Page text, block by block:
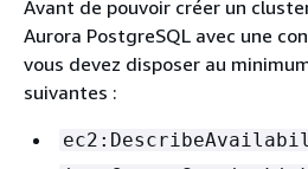
Avant de pouvoir créer un
Aurora PostgreSQL avec une
vous devez disposer au
suivantes :